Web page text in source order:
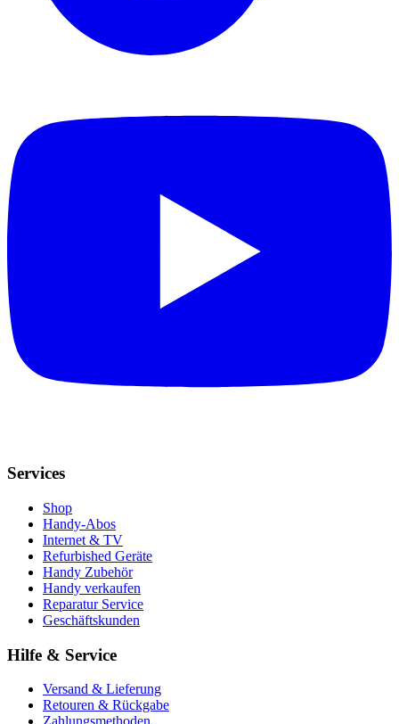
Services
Shop
Handy-Abos
Internet & TV
Refurbished Geräte
Handy Zubehör
Handy verkaufen
Reparatur Service
Geschäftskunden
Hilfe & Service
Versand & Lieferung
Retouren & Rückgabe